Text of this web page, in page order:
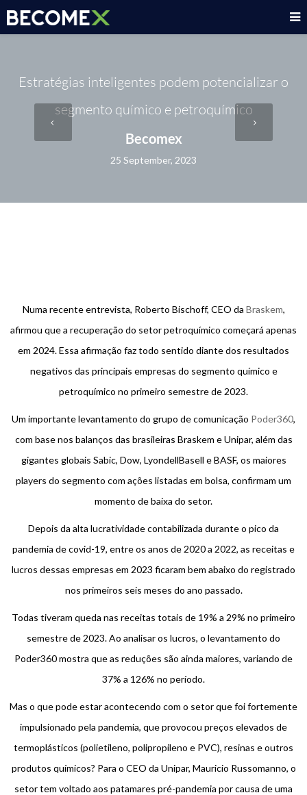
Estratégias inteligentes podem potencializar o
segmento químico e petroquímico
Becomex
25 September, 2023
Numa recente entrevista, Roberto Bischoff, CEO da Braskem,
afirmou que a recuperação do setor petroquímico começará apenas
em 2024. Essa afirmação faz todo sentido diante dos resultados
negativos das principais empresas do segmento químico e
petroquímico no primeiro semestre de 2023.
Um importante levantamento do grupo de comunicação Poder360,
com base nos balanços das brasileiras Braskem e Unipar, além das
gigantes globais Sabic, Dow, LyondellBasell e BASF, os maiores
players do segmento com ações listadas em bolsa, confirmam um
momento de baixa do setor.
Depois da alta lucratividade contabilizada durante o pico da
pandemia de covid-19, entre os anos de 2020 a 2022, as receitas e
lucros dessas empresas em 2023 ficaram bem abaixo do registrado
nos primeiros seis meses do ano passado.
Todas tiveram queda nas receitas totais de 19% a 29% no primeiro
semestre de 2023. Ao analisar os lucros, o levantamento do
Poder360 mostra que as reduções são ainda maiores, variando de
37% a 126% no período.
Mas o que pode estar acontecendo com o setor que foi fortemente
impulsionado pela pandemia, que provocou preços elevados de
termoplásticos (polietileno, polipropileno e PVC), resinas e outros
produtos químicos? Para o CEO da Unipar, Mauricio Russomanno, o
setor tem voltado aos patamares pré-pandemia por causa de uma